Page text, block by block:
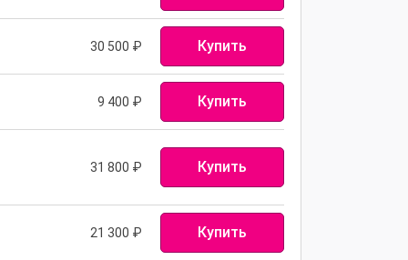
30 500 ₽ Купить
9 400 ₽ Купить
31 800 ₽ Купить
21 300 ₽ Купить